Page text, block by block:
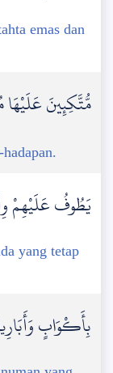
emas dan
مُّتَّكِئِينَ عَلَيْهَا
يَطُوفُ عَلَيْهِمْ
yang tetap
بِأَكْوَابٍ